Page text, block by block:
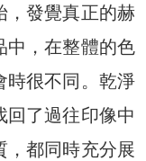
，發覺真正的赫
中，在整體的色
時很不同。乾淨
回了過往印像中
，都同時充分展